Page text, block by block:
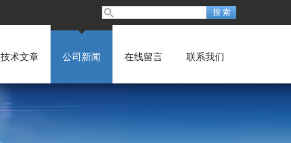
技术文章 公司新闻 在线留言 联系我们